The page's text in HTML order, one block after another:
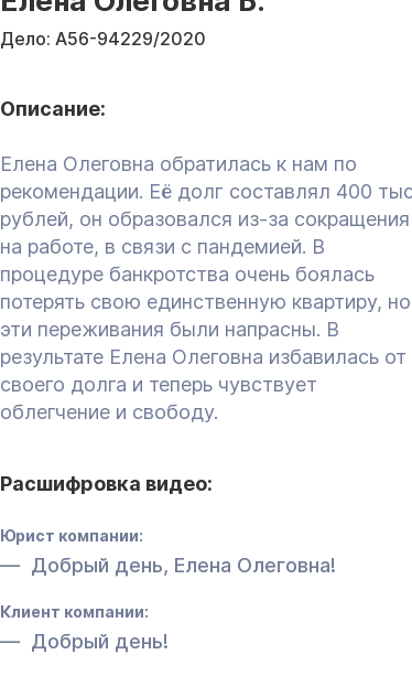
Дело: А56-94229/2020
Описание:
Елена Олеговна обратилась к нам по
рекомендации. Её долг составлял 400
рублей, он образовался из-за сокращения
на работе, в связи с пандемией. В
процедуре банкротства очень боялась
потерять свою единственную квартиру, но
эти переживания были напрасны. В
результате Елена Олеговна избавилась от
своего долга и теперь чувствует
облегчение и свободу.
Расшифровка видео:
Юрист компании:
Добрый день, Елена Олеговна!
Клиент компании:
Добрый день!